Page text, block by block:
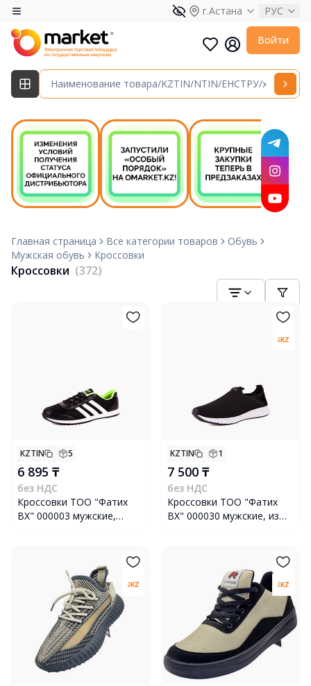
г.Астана РУС
Войти
Главная страница Все категории товаров
Обувь
Мужская обувь
Кроссовки
Кроссовки (372)
KZTIN 5
6 895 ₸
без НДС
Кроссовки ТОО "Фатих
ВХ" 000003 мужские,
KZTIN 1
7 500 ₸
без НДС
Кроссовки ТОО "Фатих
ВХ" 000030 мужские, из